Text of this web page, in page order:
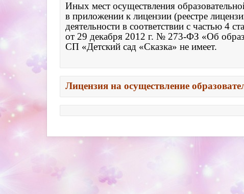
Иных мест осуществления
в приложении к лицензии (реестре
деятельности в соответствии с частью 4
от 29 декабря 2012 г. № 273-ФЗ «Об
СП «Детский сад «Сказка» не имеет.
Лицензия на осуществление